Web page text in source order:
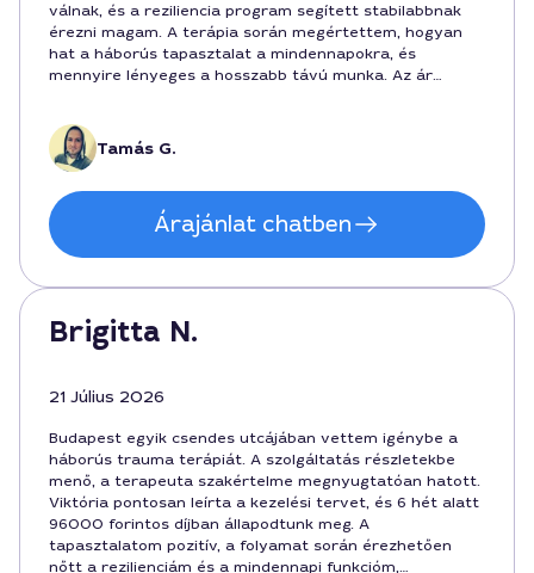
válnak, és a reziliencia program segített stabilabbnak
érezni magam. A terápia során megértettem, hogyan
hat a háborús tapasztalat a mindennapokra, és
mennyire lényeges a hosszabb távú munka. Az ár
kommunikálni.
Tamás G.
Árajánlat chatben
Brigitta N.
21 Július 2026
Budapest egyik csendes utcájában vettem igénybe a
háborús trauma terápiát. A szolgáltatás részletekbe
menő, a terapeuta szakértelme megnyugtatóan hatott.
Viktória pontosan leírta a kezelési tervet, és 6 hét alatt
96000 forintos díjban állapodtunk meg. A
tapasztalatom pozitív, a folyamat során érezhetően
nőtt a rezilienciám és a mindennapi funkcióm,